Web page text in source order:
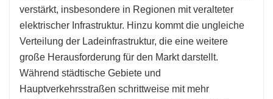
verstärkt, insbesondere in Regionen mit veralteter
elektrischer Infrastruktur. Hinzu kommt die ungleiche
Verteilung der Ladeinfrastruktur, die eine weitere
große Herausforderung für den Markt darstellt.
Während städtische Gebiete und
Hauptverkehrsstraßen schrittweise mit mehr